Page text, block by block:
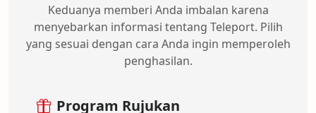
Keduanya memberi Anda imbalan karena
menyebarkan informasi tentang Teleport. Pilih
yang sesuai dengan cara Anda ingin memperoleh
penghasilan.
Program Rujukan